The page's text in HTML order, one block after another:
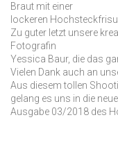
Braut mit einer
lockeren
Zu guter letzt unsere
Fotografin
Yessica Baur, die das
Vielen Dank auch an
Aus diesem tollen
gelang es uns in die neue
Ausgabe 03/2018 des